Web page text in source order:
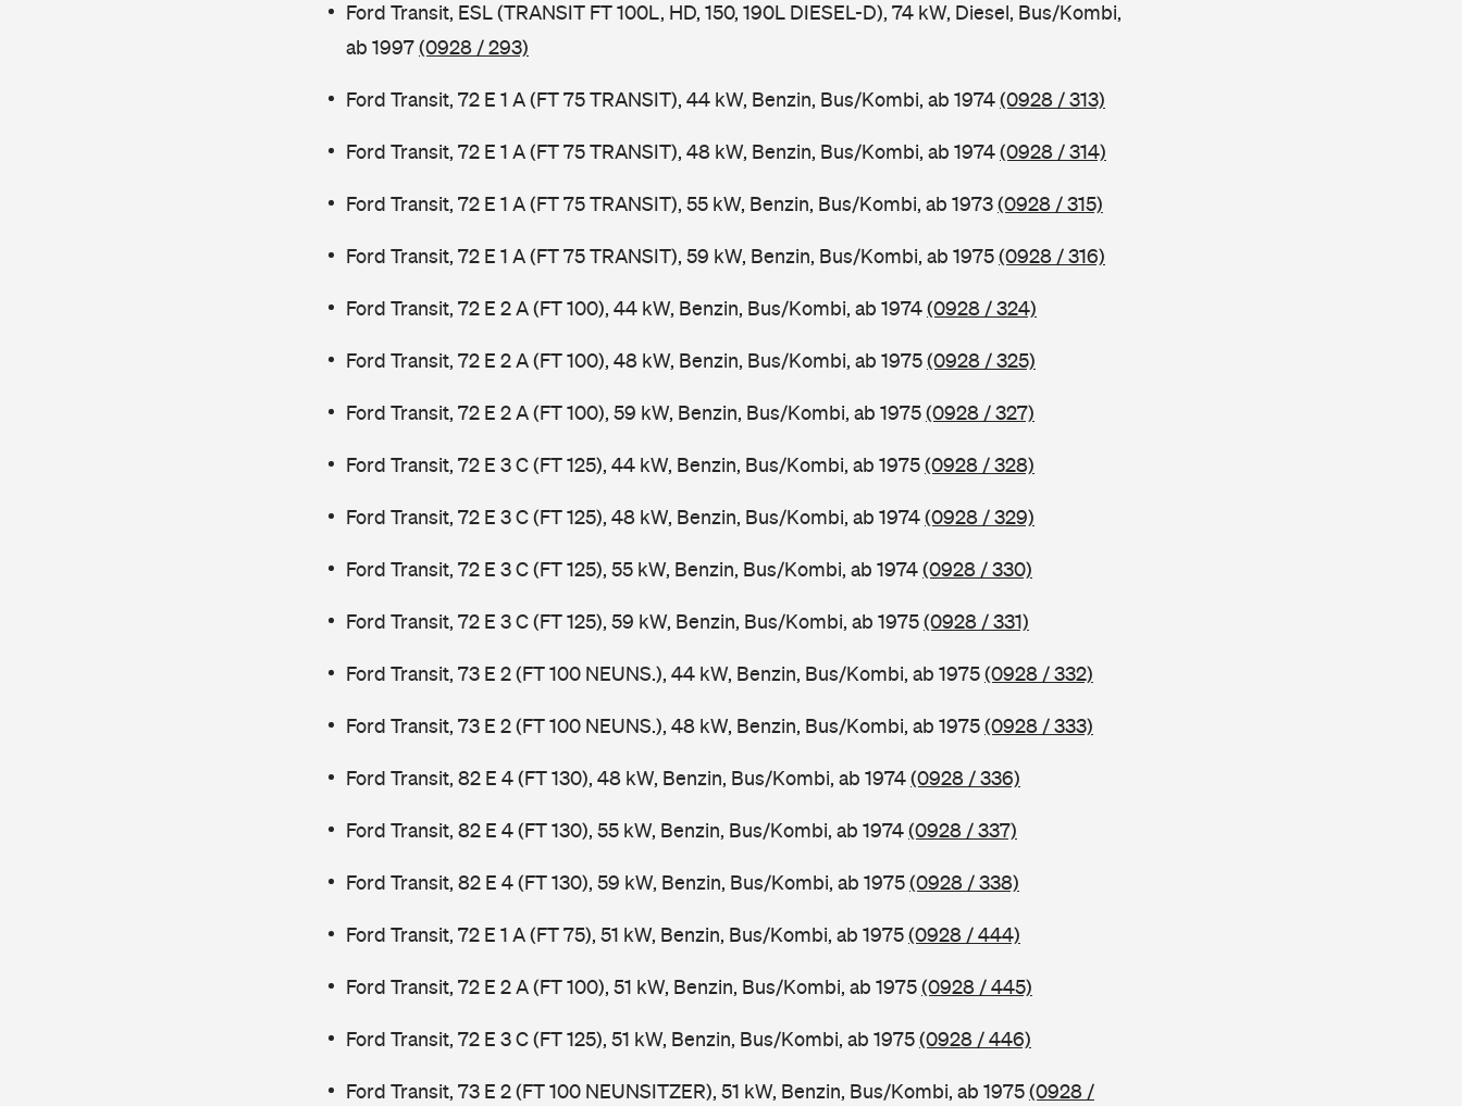
Ford Transit, ESL (TRANSIT FT 100L, HD, 150, 190L DIESEL-D), 74 kW, Diesel, Bus/Kombi,
ab 1997(0928 / 293)
Ford Transit, 72 E 1 A (FT 75 TRANSIT), 44 kW, Benzin, Bus/Kombi, ab 1974(0928 / 313)
Ford Transit, 72 E 1 A (FT 75 TRANSIT), 48 kW, Benzin, Bus/Kombi, ab 1974(0928 / 314)
Ford Transit, 72 E 1 A (FT 75 TRANSIT), 55 kW, Benzin, Bus/Kombi, ab 1973(0928 / 315)
Ford Transit, 72 E 1 A (FT 75 TRANSIT), 59 kW, Benzin, Bus/Kombi, ab 1975(0928 / 316)
Ford Transit, 72 E 2 A (FT 100), 44 kW, Benzin, Bus/Kombi, ab 1974(0928 / 324)
Ford Transit, 72 E 2 A (FT 100), 48 kW, Benzin, Bus/Kombi, ab 1975(0928 / 325)
Ford Transit, 72 E 2 A (FT 100), 59 kW, Benzin, Bus/Kombi, ab 1975(0928 / 327)
Ford Transit, 72 E 3 C (FT 125), 44 kW, Benzin, Bus/Kombi, ab 1975(0928 / 328)
Ford Transit, 72 E 3 C (FT 125), 48 kW, Benzin, Bus/Kombi, ab 1974(0928 / 329)
Ford Transit, 72 E 3 C (FT 125), 55 kW, Benzin, Bus/Kombi, ab 1974(0928 / 330)
Ford Transit, 72 E 3 C (FT 125), 59 kW, Benzin, Bus/Kombi, ab 1975(0928 / 331)
Ford Transit, 73 E 2 (FT 100 NEUNS.), 44 kW, Benzin, Bus/Kombi, ab 1975(0928 / 332)
Ford Transit, 73 E 2 (FT 100 NEUNS.), 48 kW, Benzin, Bus/Kombi, ab 1975(0928 / 333)
Ford Transit, 82 E 4 (FT 130), 48 kW, Benzin, Bus/Kombi, ab 1974(0928 / 336)
Ford Transit, 82 E 4 (FT 130), 55 kW, Benzin, Bus/Kombi, ab 1974(0928 / 337)
Ford Transit, 82 E 4 (FT 130), 59 kW, Benzin, Bus/Kombi, ab 1975(0928 / 338)
Ford Transit, 72 E 1 A (FT 75), 51 kW, Benzin, Bus/Kombi, ab 1975(0928 / 444)
Ford Transit, 72 E 2 A (FT 100), 51 kW, Benzin, Bus/Kombi, ab 1975(0928 / 445)
Ford Transit, 72 E 3 C (FT 125), 51 kW, Benzin, Bus/Kombi, ab 1975(0928 / 446)
Ford Transit, 73 E 2 (FT 100 NEUNSITZER), 51 kW, Benzin, Bus/Kombi, ab 1975(0928 /